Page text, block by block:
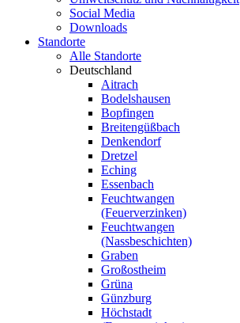
Social Media
Downloads
Standorte
Alle Standorte
Deutschland
Aitrach
Bodelshausen
Bopfingen
Breitengüßbach
Denkendorf
Dretzel
Eching
Essenbach
Feuchtwangen
(Feuerverzinken)
Feuchtwangen
(Nassbeschichten)
Graben
Großostheim
Grüna
Günzburg
Höchstadt